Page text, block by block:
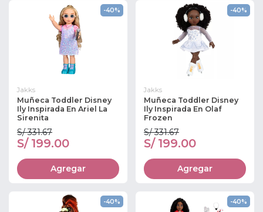
-40%
Jakks
Muñeca Toddler Disney
Ily Inspirada En Ariel La
Sirenita
S/ 331.67
S/ 199.00
Agregar
-40%
Jakks
Muñeca Toddler Disney
Ily Inspirada En Olaf
Frozen
S/ 331.67
S/ 199.00
Agregar
-40% -40%